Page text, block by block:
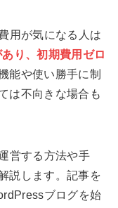
用が気になる人は
り、初期費用ゼロ
能や使い勝手に制
は不向きな場合も
営する方法や手
説します。記事を
ブログを始